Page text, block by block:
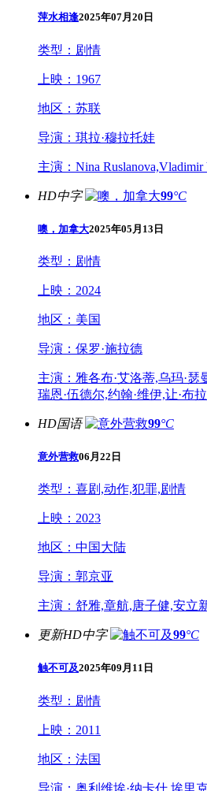
萍水相逢2025年07月20日
类型： 剧情
上映： 1967
地区： 苏联
导演： 琪拉·穆拉托娃
主演： Nina Ruslanova,Vladimir
HD中字 99°C
噢，加拿大2025年05月13日
类型： 剧情
上映： 2024
地区： 美国
导演： 保罗·施拉德
主演： 雅各布·艾洛蒂,乌玛·瑟
瑞恩·伍德尔,约翰·维伊,让·布
HD国语 99°C
意外营救06月22日
类型： 喜剧,动作,犯罪,剧情
上映： 2023
地区： 中国大陆
导演： 郭京亚
主演： 舒雅,章航,唐子健,安立
更新HD中字 99°C
触不可及2025年09月11日
类型： 剧情
上映： 2011
地区： 法国
导演： 奥利维埃·纳卡什,埃里